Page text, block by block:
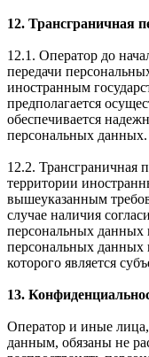
12. Трансграничная
12.1. Оператор до
передачи
иностранным
предполагается
обеспечивается
персональных данных.
12.2. Трансграничная
территории
вышеуказанным
случае наличия
персональных данных
персональных данных
которого является
13.
Оператор и иные
данным, обязаны не